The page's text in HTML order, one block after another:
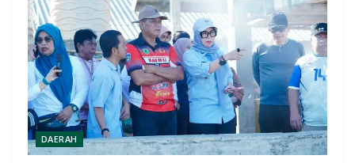
DAERAH